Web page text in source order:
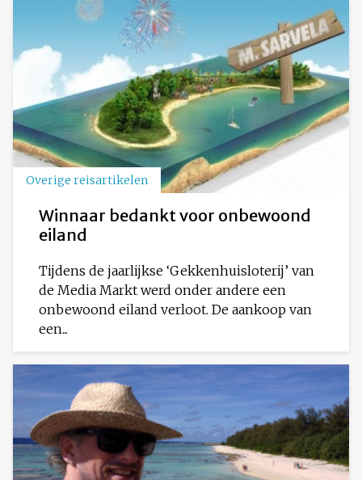
Overige reisartikelen
Winnaar bedankt voor onbewoond
eiland
Tijdens de jaarlijkse ‘Gekkenhuisloterij’ van
de Media Markt werd onder andere een
onbewoond eiland verloot. De aankoop van
een...